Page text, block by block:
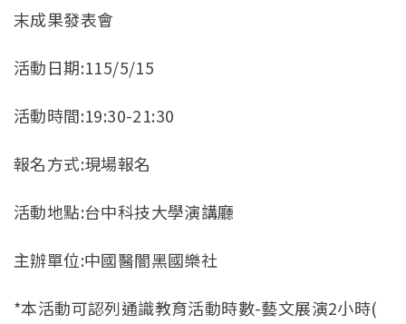
末成果發表會
活動日期:115/5/15
活動時間:19:30-21:30
報名方式:現場報名
活動地點:台中科技大學演講廳
主辦單位:中國醫闇黑國樂社
*本活動可認列通識教育活動時數-藝文展演2小時(